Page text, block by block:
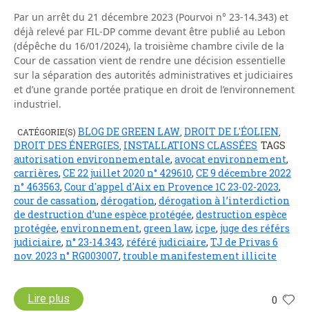
Par un arrêt du 21 décembre 2023 (Pourvoi n° 23-14.343) et
déjà relevé par FIL-DP comme devant être publié au Lebon
(dépêche du 16/01/2024), la troisième chambre civile de la
Cour de cassation vient de rendre une décision essentielle
sur la séparation des autorités administratives et judiciaires
et d’une grande portée pratique en droit de l’environnement
industriel.
CATÉGORIE(S) BLOG DE GREEN LAW DROIT DE L'ÉOLIEN
DROIT DES ÉNERGIES INSTALLATIONS CLASSÉES TAGS
autorisation environnementale, avocat environnement,
carrières, CE 22 juillet 2020 n° 429610, CE 9 décembre 2022
n° 463563, Cour d'appel d'Aix en Provence 1C 23-02-2023,
cour de cassation, dérogation, dérogation à l’interdiction
de destruction d’une espèce protégée, destruction espèce
protégée, environnement, green law, icpe, juge des référs
judiciaire, n° 23-14.343, référé judiciaire, TJ de Privas 6
nov. 2023 n° RG003007, trouble manifestement illicite
0
Lire plus